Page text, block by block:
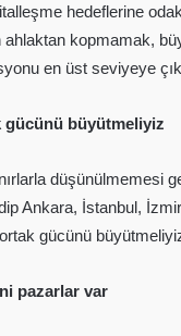
hedeflerine
kopmamak,
en üst seviyeye
gücünü büyütmeliyiz
düşünülmemesi
Ankara, İstanbul,
gücünü
pazarlar var